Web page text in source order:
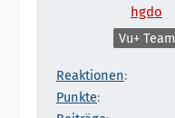
hgdo
Vu+ Team
Reaktionen
Punkte